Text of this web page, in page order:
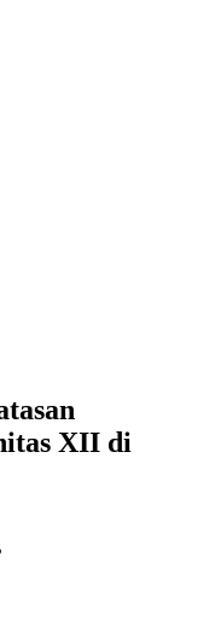
XII di